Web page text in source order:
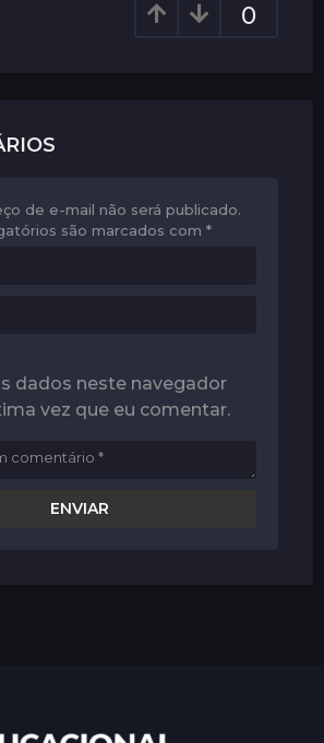
0
de e-mail não será publicado.
são marcados com *
dados neste navegador
vez que eu comentar.